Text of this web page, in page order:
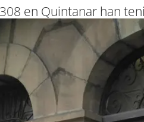
en Quintanar han